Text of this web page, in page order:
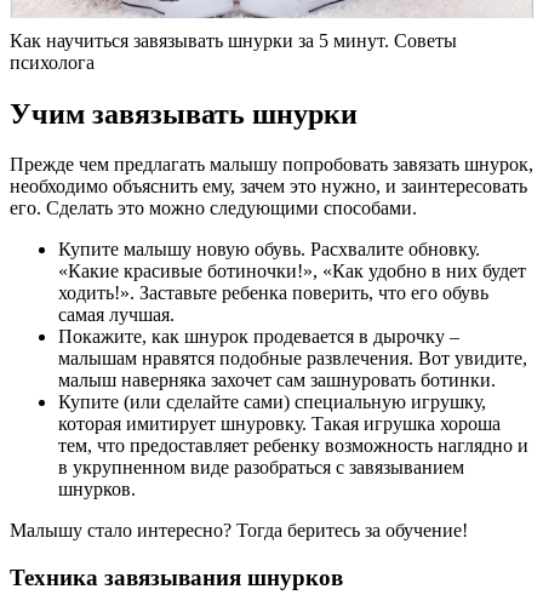
Как научиться завязывать шнурки за 5 минут. Советы
психолога
Учим завязывать шнурки
Прежде чем предлагать малышу попробовать завязать шнурок,
необходимо объяснить ему, зачем это нужно, и заинтересовать
его. Сделать это можно следующими способами.
Купите малышу новую обувь. Расхвалите обновку.
«Какие красивые ботиночки!», «Как удобно в них будет
ходить!». Заставьте ребенка поверить, что его обувь
самая лучшая.
Покажите, как шнурок продевается в дырочку –
малышам нравятся подобные развлечения. Вот увидите,
малыш наверняка захочет сам зашнуровать ботинки.
Купите (или сделайте сами) специальную игрушку,
которая имитирует шнуровку. Такая игрушка хороша
тем, что предоставляет ребенку возможность наглядно и
в укрупненном виде разобраться с завязыванием
шнурков.
Малышу стало интересно? Тогда беритесь за обучение!
Техника завязывания шнурков